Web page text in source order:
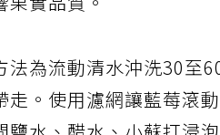
實品質。
法為流動清水沖洗30至
走。使用濾網讓藍莓滾